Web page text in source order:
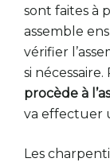
sont faites à
assemble
vérifier
si
procède à
va effectuer
Les